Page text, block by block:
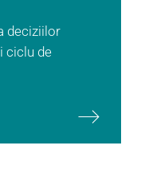
deciziilor
ciclu de